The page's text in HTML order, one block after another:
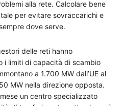
alla rete. Calcolare bene
per evitare sovraccarichi e
dove serve.
delle reti hanno
i limiti di capacità di scambio
a 1.700 MW dall’UE al
MW nella direzione opposta.
un centro specializzato